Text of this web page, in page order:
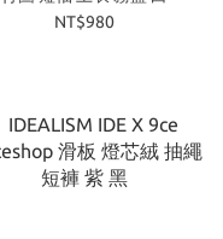
NT$980